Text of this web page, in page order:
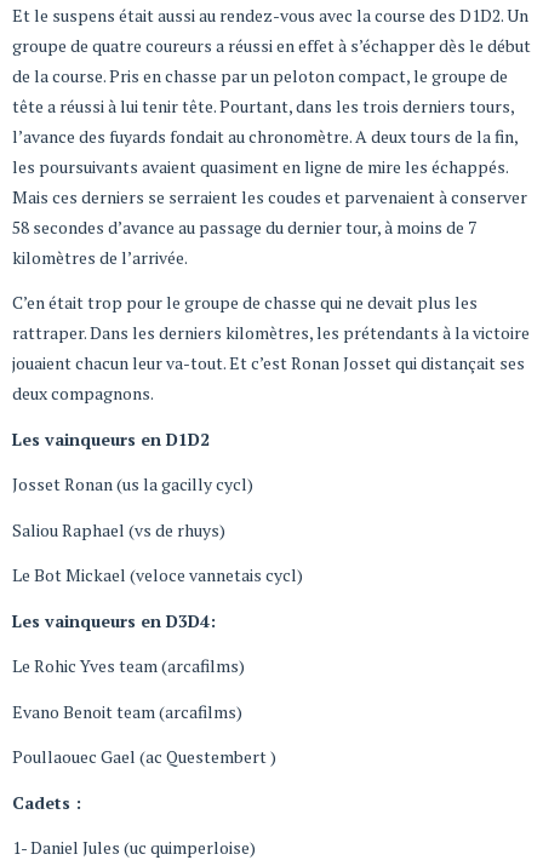
Et le suspens était aussi au rendez-vous avec la course des D1D2. Un
groupe de quatre coureurs a réussi en effet à s’échapper dès le début
de la course. Pris en chasse par un peloton compact, le groupe de
tête a réussi à lui tenir tête. Pourtant, dans les trois derniers tours,
l’avance des fuyards fondait au chronomètre. A deux tours de la fin,
les poursuivants avaient quasiment en ligne de mire les échappés.
Mais ces derniers se serraient les coudes et parvenaient à conserver
58 secondes d’avance au passage du dernier tour, à moins de 7
kilomètres de l’arrivée.
C’en était trop pour le groupe de chasse qui ne devait plus les
rattraper. Dans les derniers kilomètres, les prétendants à la victoire
jouaient chacun leur va-tout. Et c’est Ronan Josset qui distançait ses
deux compagnons.
Les vainqueurs en D1D2
Josset Ronan (us la gacilly cycl)
Saliou Raphael (vs de rhuys)
Le Bot Mickael (veloce vannetais cycl)
Les vainqueurs en D3D4:
Le Rohic Yves team (arcafilms)
Evano Benoit team (arcafilms)
Poullaouec Gael (ac Questembert )
Cadets :
1- Daniel Jules (uc quimperloise)